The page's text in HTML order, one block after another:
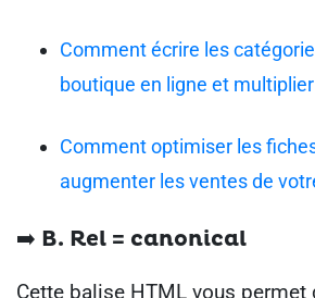
Comment écrire les
boutique en ligne et
Comment optimiser les
augmenter les ventes de
➡️ B. Rel = canonical
Cette balise HTML vous permet